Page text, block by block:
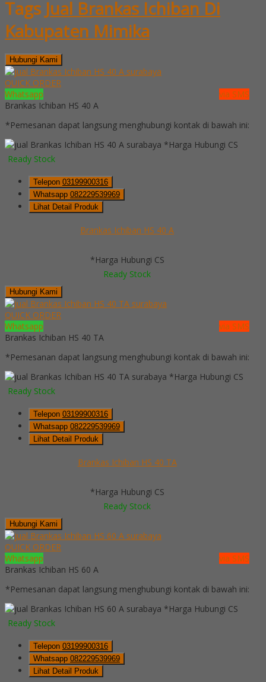
Tags Jual Brankas Ichiban Di
Kabupaten Mimika
Hubungi Kami
QUICK ORDER
Whatsapp
via SMS
Brankas Ichiban HS 40 A
*Pemesanan dapat langsung menghubungi kontak di bawah ini:
*Harga Hubungi CS
Ready Stock
Telepon 03199900316
Whatsapp 082229539969
Lihat Detail Produk
Brankas Ichiban HS 40 A
*Harga Hubungi CS
Ready Stock
Hubungi Kami
QUICK ORDER
Whatsapp
via SMS
Brankas Ichiban HS 40 TA
*Pemesanan dapat langsung menghubungi kontak di bawah ini:
*Harga Hubungi CS
Ready Stock
Telepon 03199900316
Whatsapp 082229539969
Lihat Detail Produk
Brankas Ichiban HS 40 TA
*Harga Hubungi CS
Ready Stock
Hubungi Kami
QUICK ORDER
Whatsapp
via SMS
Brankas Ichiban HS 60 A
*Pemesanan dapat langsung menghubungi kontak di bawah ini:
*Harga Hubungi CS
Ready Stock
Telepon 03199900316
Whatsapp 082229539969
Lihat Detail Produk